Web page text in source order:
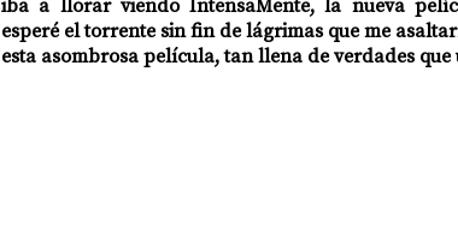
esperé el torrente sin fin de lágrimas que me
esta asombrosa película, tan llena de verdades